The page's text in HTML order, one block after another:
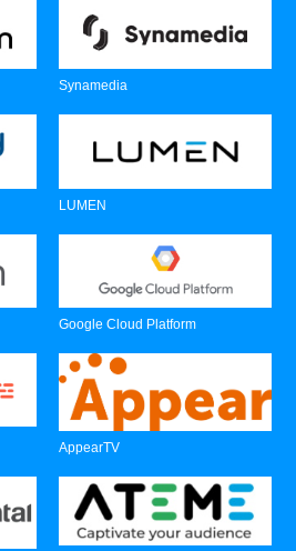
Synamedia
LUMEN
Google Cloud Platform
AppearTV